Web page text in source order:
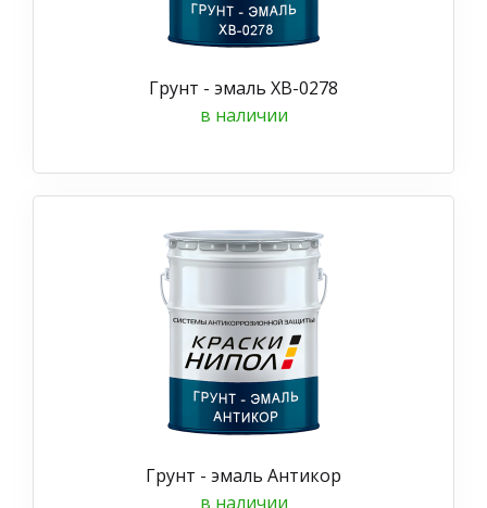
Грунт - эмаль ХВ-0278
в наличии
Грунт - эмаль Антикор
в наличии